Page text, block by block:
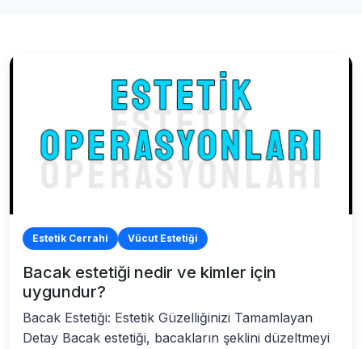
Estetik Cerrahi Vücut Estetiği
Bacak estetiği nedir ve kimler için
uygundur?
Bacak Estetiği: Estetik Güzelliğinizi Tamamlayan
Detay Bacak estetiği, bacakların şeklini düzeltmeyi